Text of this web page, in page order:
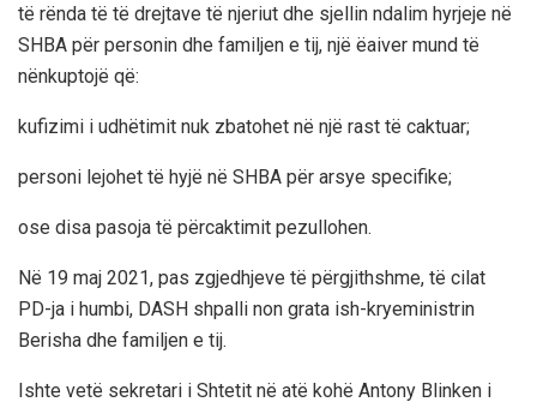
të rënda të të drejtave të njeriut dhe sjellin ndalim hyrjeje në
SHBA për personin dhe familjen e tij, një ëaiver mund të
nënkuptojë që:
kufizimi i udhëtimit nuk zbatohet në një rast të caktuar;
personi lejohet të hyjë në SHBA për arsye specifike;
ose disa pasoja të përcaktimit pezullohen.
Në 19 maj 2021, pas zgjedhjeve të përgjithshme, të cilat
PD-ja i humbi, DASH shpalli non grata ish-kryeministrin
Berisha dhe familjen e tij.
Ishte vetë sekretari i Shtetit në atë kohë Antony Blinken i